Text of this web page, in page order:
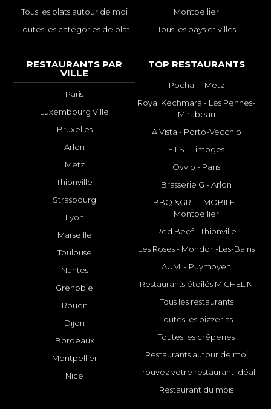
Tous les plats autour de moi
Toutes les catégories de plat
Montpellier
Tous les pays et villes
RESTAURANTS PAR
VILLE
Paris
Luxembourg Ville
Bruxelles
Arlon
Metz
Thionville
Strasbourg
Lyon
Marseille
Toulouse
Nantes
Grenoble
Rouen
Dijon
Bordeaux
Montpellier
Nice
TOP RESTAURANTS
Pocha ! - Metz
Royal Kechmara - Les Pennes-
Mirabeau
A Vista - Porto-Vecchio
FILS - Limoges
Ovvio - Paris
Brasserie G - Arlon
BBQ &GRILL MOBILE -
Montpellier
Red Beef - Thionville
Les Roses - Mondorf-Les-Bains
AUMI - Puymoyen
Restaurants étoilés MICHELIN
Tous les restaurants
Toutes les pizzerias
Toutes les crêperies
Restaurants autour de moi
Trouvez votre restaurant idéal
Restaurant du mois